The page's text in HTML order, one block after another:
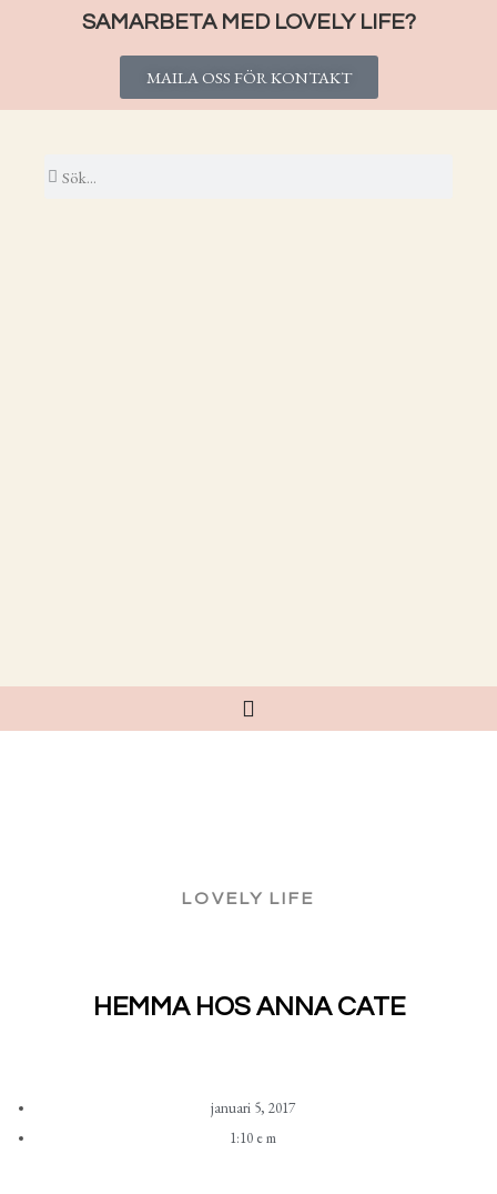
SAMARBETA MED LOVELY LIFE?
MAILA OSS FÖR KONTAKT
LOVELY LIFE
HEMMA HOS ANNA CATE
januari 5, 2017
1:10 e m